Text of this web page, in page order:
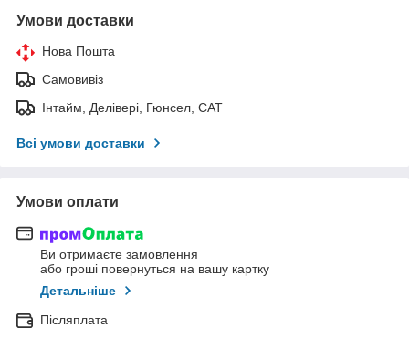
Умови доставки
Нова Пошта
Самовивіз
Інтайм, Делівері, Гюнсел, САТ
Всі умови доставки
Умови оплати
Ви отримаєте замовлення
або гроші повернуться на вашу картку
Детальніше
Післяплата